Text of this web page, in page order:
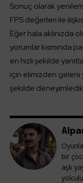
Sonuç olarak
FPS değerleri ile
Eğer hala aklınızda
yorumlar kısmında
en hızlı şekilde
için elimizden geleni
şekilde
bir
aşk